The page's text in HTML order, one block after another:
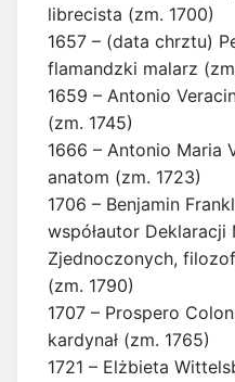
librecista (zm. 1700)
1657 – (data chrztu)
flamandzki malarz
1659 – Antonio
(zm. 1745)
1666 – Antonio Maria
anatom (zm. 1723)
1706 – Benjamin
współautor Deklaracji
Zjednoczonych,
(zm. 1790)
1707 – Prospero
kardynał (zm. 1765)
1721 – Elżbieta